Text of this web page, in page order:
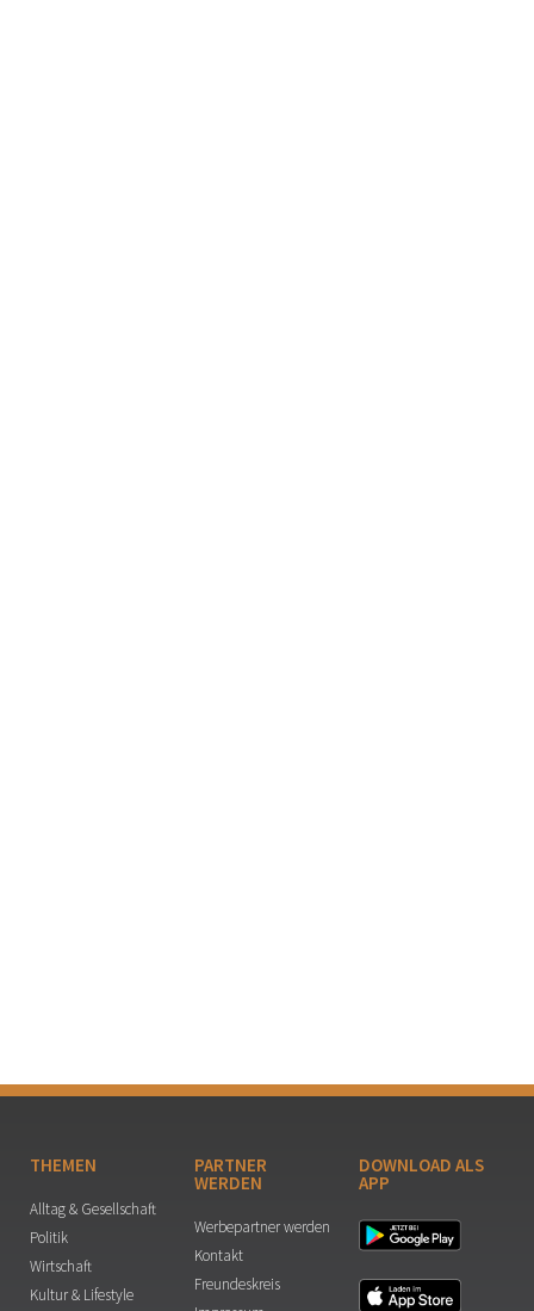
THEMEN
Alltag & Gesellschaft
Politik
Wirtschaft
Kultur & Lifestyle
PARTNER
WERDEN
Werbepartner werden
Kontakt
Freundeskreis
DOWNLOAD ALS
APP